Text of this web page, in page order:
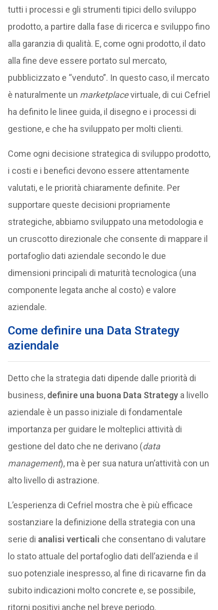
tutti i processi e gli strumenti tipici dello sviluppo
prodotto, a partire dalla fase di ricerca e sviluppo fino
alla garanzia di qualità. E, come ogni prodotto, il dato
alla fine deve essere portato sul mercato,
pubblicizzato e “venduto”. In questo caso, il mercato
è naturalmente un marketplacevirtuale, di cui Cefriel
ha definito le linee guida, il disegno e i processi di
gestione, e che ha sviluppato per molti clienti.
Come ogni decisione strategica di sviluppo prodotto,
i costi e i benefici devono essere attentamente
valutati, e le priorità chiaramente definite. Per
supportare queste decisioni propriamente
strategiche, abbiamo sviluppato una metodologia e
un cruscotto direzionale che consente di mappare il
portafoglio dati aziendale secondo le due
dimensioni principali di maturità tecnologica (una
componente legata anche al costo) e valore
aziendale.
Come definire una Data Strategy
aziendale
Detto che la strategia dati dipende dalle priorità di
business, definire una buona Data Strategya livello
aziendale è un passo iniziale di fondamentale
importanza per guidare le molteplici attività di
gestione del dato che ne derivano (data
management), ma è per sua natura un’attività con un
alto livello di astrazione.
L’esperienza di Cefriel mostra che è più efficace
sostanziare la definizione della strategia con una
serie di analisi verticali che consentano di valutare
lo stato attuale del portafoglio dati dell’azienda e il
suo potenziale inespresso, al fine di ricavarne fin da
subito indicazioni molto concrete e, se possibile,
ritorni positivi anche nel breve periodo.